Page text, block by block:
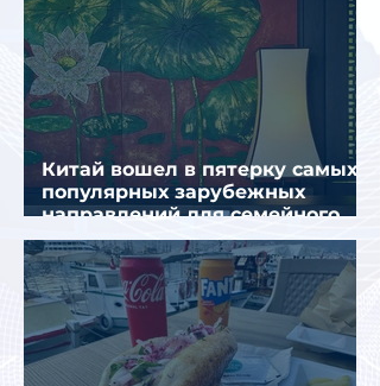
Китай вошел в пятерку самых
популярных зарубежных
направлений для семейного
отдыха летом